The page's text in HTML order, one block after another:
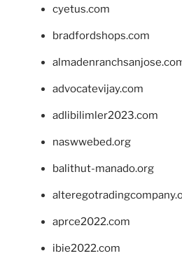
cyetus.com
bradfordshops.com
advocatevijay.com
adlibilimler2023.com
naswwebed.org
balithut-manado.org
aprce2022.com
ibie2022.com